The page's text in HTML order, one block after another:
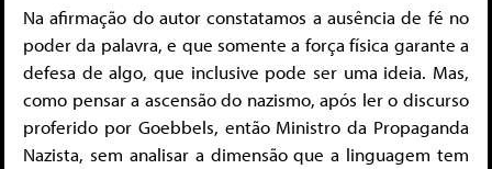
Na afirmação do autor constatamos a ausência de fé no
poder da palavra, e que somente a força física garante a
defesa de algo, que inclusive pode ser uma ideia. Mas,
como pensar a ascensão do nazismo, após ler o discurso
proferido por Goebbels, então Ministro da Propaganda
Nazista, sem analisar a dimensão que a linguagem tem